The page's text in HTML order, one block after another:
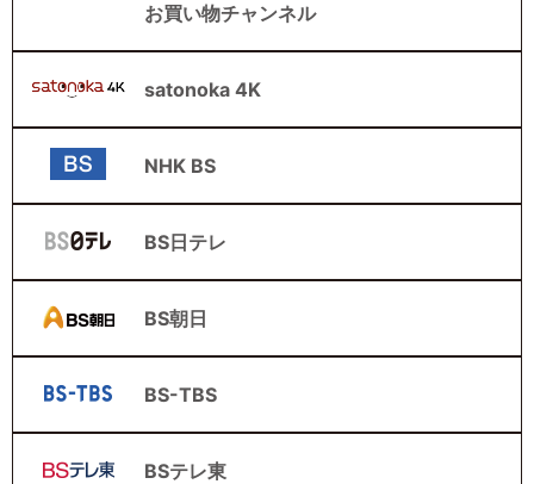
お買い物チャンネル
satonoka 4K
NHK BS
BS日テレ
BS朝日
BS-TBS
BSテレ東